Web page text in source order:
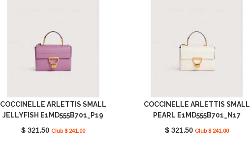
COCCINELLE ARLETTIS SMALL
JELLYFISH E1MD555B701_P19
$ 321.50 Club $ 241.00
COCCINELLE ARLETTIS SMALL
PEARL E1MD555B701_N17
$ 321.50 Club $ 241.00